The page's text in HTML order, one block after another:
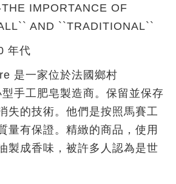
IMPORTANCE OF
AND ``TRADITIONAL``
年代
是一家位於法國鄉村
手工肥皂製造商。保留並保存
失的技術。他們是按照馬賽工
量有保證。精緻的商品，使用
製成香味，被許多人認為是世